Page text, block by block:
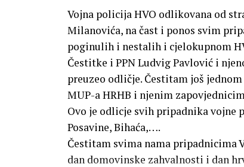
Vojna policija HVO odlikovana od
Milanovića, na čast i ponos svim
poginulih i nestalih i cjelokupnom
Čestitke i PPN Ludvig Pavlović i
preuzeo odličje. Čestitam još
MUP-a HRHB i njenim
Ovo je odlicje svih pripadnika vojne
Posavine, Bihaća,….
Čestitam svima nama pripadnicima
dan domovinske zahvalnosti i dan